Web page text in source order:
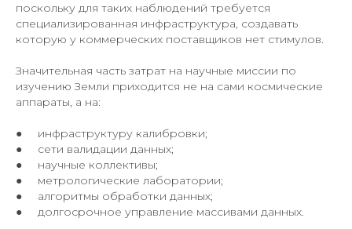
поскольку для таких наблюдений требуется
специализированная инфраструктура, создавать
которую у коммерческих поставщиков нет стимулов.
Значительная часть затрат на научные миссии по
изучению Земли приходится не на сами космические
аппараты, а на:
● инфраструктуру калибровки;
● сети валидации данных;
● научные коллективы;
● метрологические лаборатории;
● алгоритмы обработки данных;
● долгосрочное управление массивами данных.